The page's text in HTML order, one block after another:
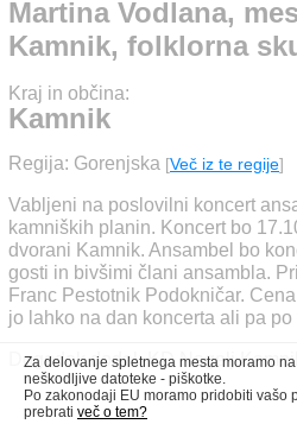
mestna
folklorna
Martina Vodlana,
Kamnik, folklorna
Kraj in občina:
Kamnik
Regija: Gorenjska [Več iz te regije]
Vabljeni na poslovilni koncert
kamniških planin. Koncert bo
dvorani Kamnik. Ansambel bo
gosti in bivšimi člani ansambla.
Franc Pestotnik Podokničar.
jo lahko na dan koncerta ali pa
Dogodek dodal: KD Nagelj
Za delovanje spletnega mesta moramo
neškodljive datoteke - piškotke.
Po zakonodaji EU moramo pridobiti vašo
prebrati več o tem?